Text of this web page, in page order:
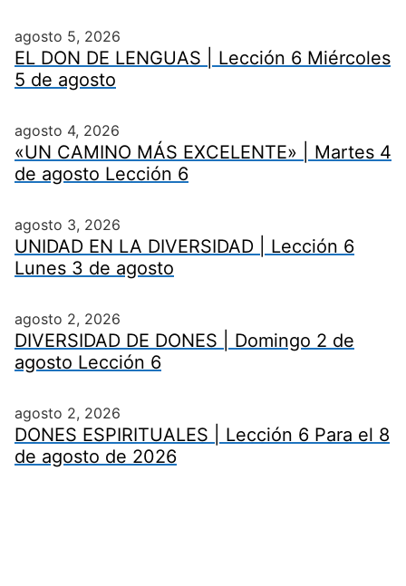
agosto 5, 2026
EL DON DE LENGUAS | Lección 6 Miércoles
5 de agosto
agosto 4, 2026
«UN CAMINO MÁS EXCELENTE» | Martes 4
de agosto Lección 6
agosto 3, 2026
UNIDAD EN LA DIVERSIDAD | Lección 6
Lunes 3 de agosto
agosto 2, 2026
DIVERSIDAD DE DONES | Domingo 2 de
agosto Lección 6
agosto 2, 2026
DONES ESPIRITUALES | Lección 6 Para el 8
de agosto de 2026